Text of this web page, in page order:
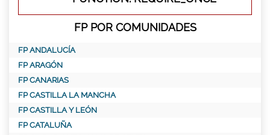
FP POR COMUNIDADES
FP ANDALUCÍA
FP ARAGÓN
FP CANARIAS
FP CASTILLA LA MANCHA
FP CASTILLA Y LEÓN
FP CATALUÑA